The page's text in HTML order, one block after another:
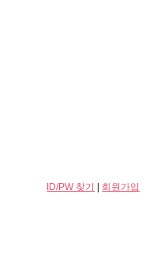
ID/PW 찾기
회원가입